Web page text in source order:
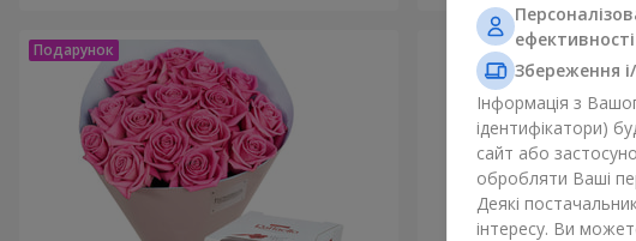
ефективності
Збереження
Інформація з
ідентифікатори)
сайт або
обробляти Ваші
Деякі
інтересу. Ви